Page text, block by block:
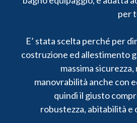
per
E’ stata scelta perché per
costruzione ed allestimento
massima sicurezza,
manovrabilità anche con
quindi il giusto
robustezza, abitabilità